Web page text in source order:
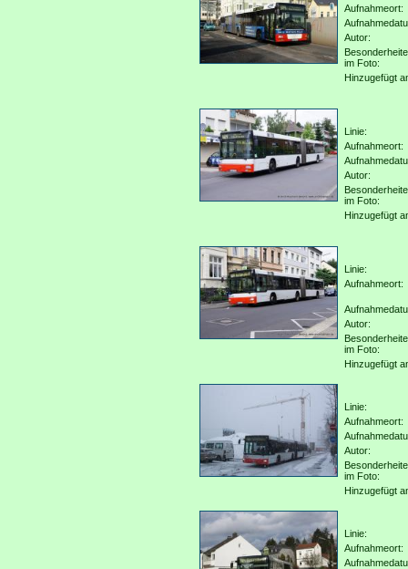
Aufnahmeort:
Autor:
im Foto:
Hinzugefügt
Linie:
Aufnahmeort:
Autor:
im Foto:
Hinzugefügt
Linie:
Aufnahmeort:
Autor:
im Foto:
Hinzugefügt
Linie:
Aufnahmeort:
Autor:
im Foto:
Hinzugefügt
Linie:
Aufnahmeort: